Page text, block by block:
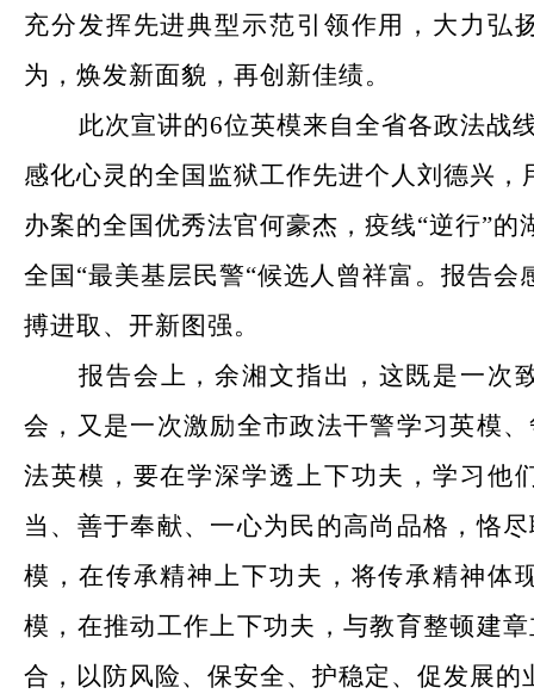
充分发挥先进典型示范引领作用，大力弘
为，焕发新面貌，再创新佳绩。
此次宣讲的6位英模来自全省各政法战
感化心灵的全国监狱工作先进个人刘德兴
办案的全国优秀法官何豪杰，疫线“逆行”
全国“最美基层民警“候选人曾祥富。报告
搏进取、开新图强。
报告会上，余湘文指出，这既是一次
会，又是一次激励全市政法干警学习英模
法英模，要在学深学透上下功夫，学习他
当、善于奉献、一心为民的高尚品格，恪
模，在传承精神上下功夫，将传承精神体
模，在推动工作上下功夫，与教育整顿建
合，以防风险、保安全、护稳定、促发展